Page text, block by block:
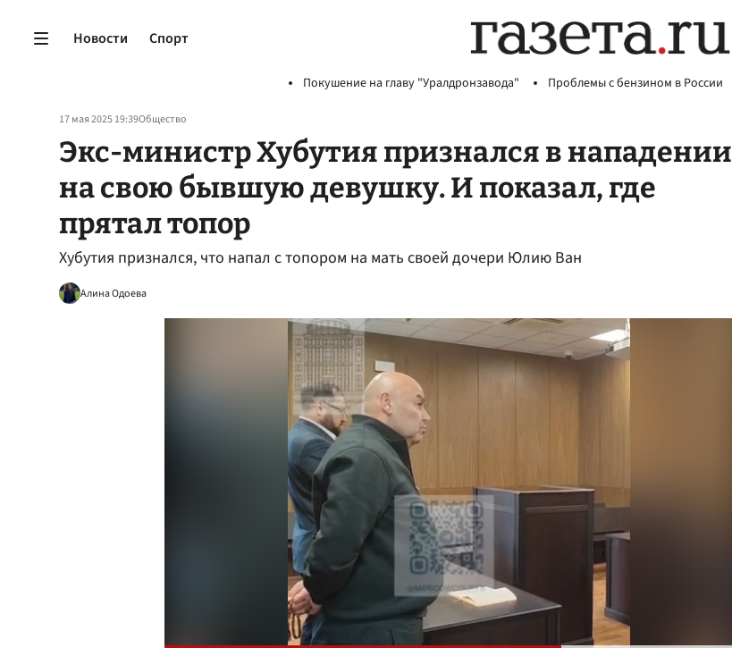
Новости Спорт
Покушение на главу "Уралдронзавода" Проблемы с бензином в России
17 мая 2025 19:39Общество
Экс-министр Хубутия признался в нападении
на свою бывшую девушку. И показал, где
прятал топор
Хубутия признался, что напал с топором на мать своей дочери Юлию Ван
Алина Одоева